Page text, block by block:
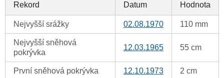
Rekord Datum Hodnota
Nejvyšší srážky 02.08.1970 110 mm
Nejvyšší sněhová
pokrývka
12.03.1965 55 cm
První sněhová pokrývka 12.10.1973 2 cm